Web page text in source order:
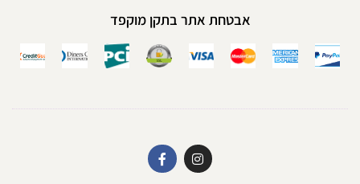
אבטחת אתר בתקן מוקפד